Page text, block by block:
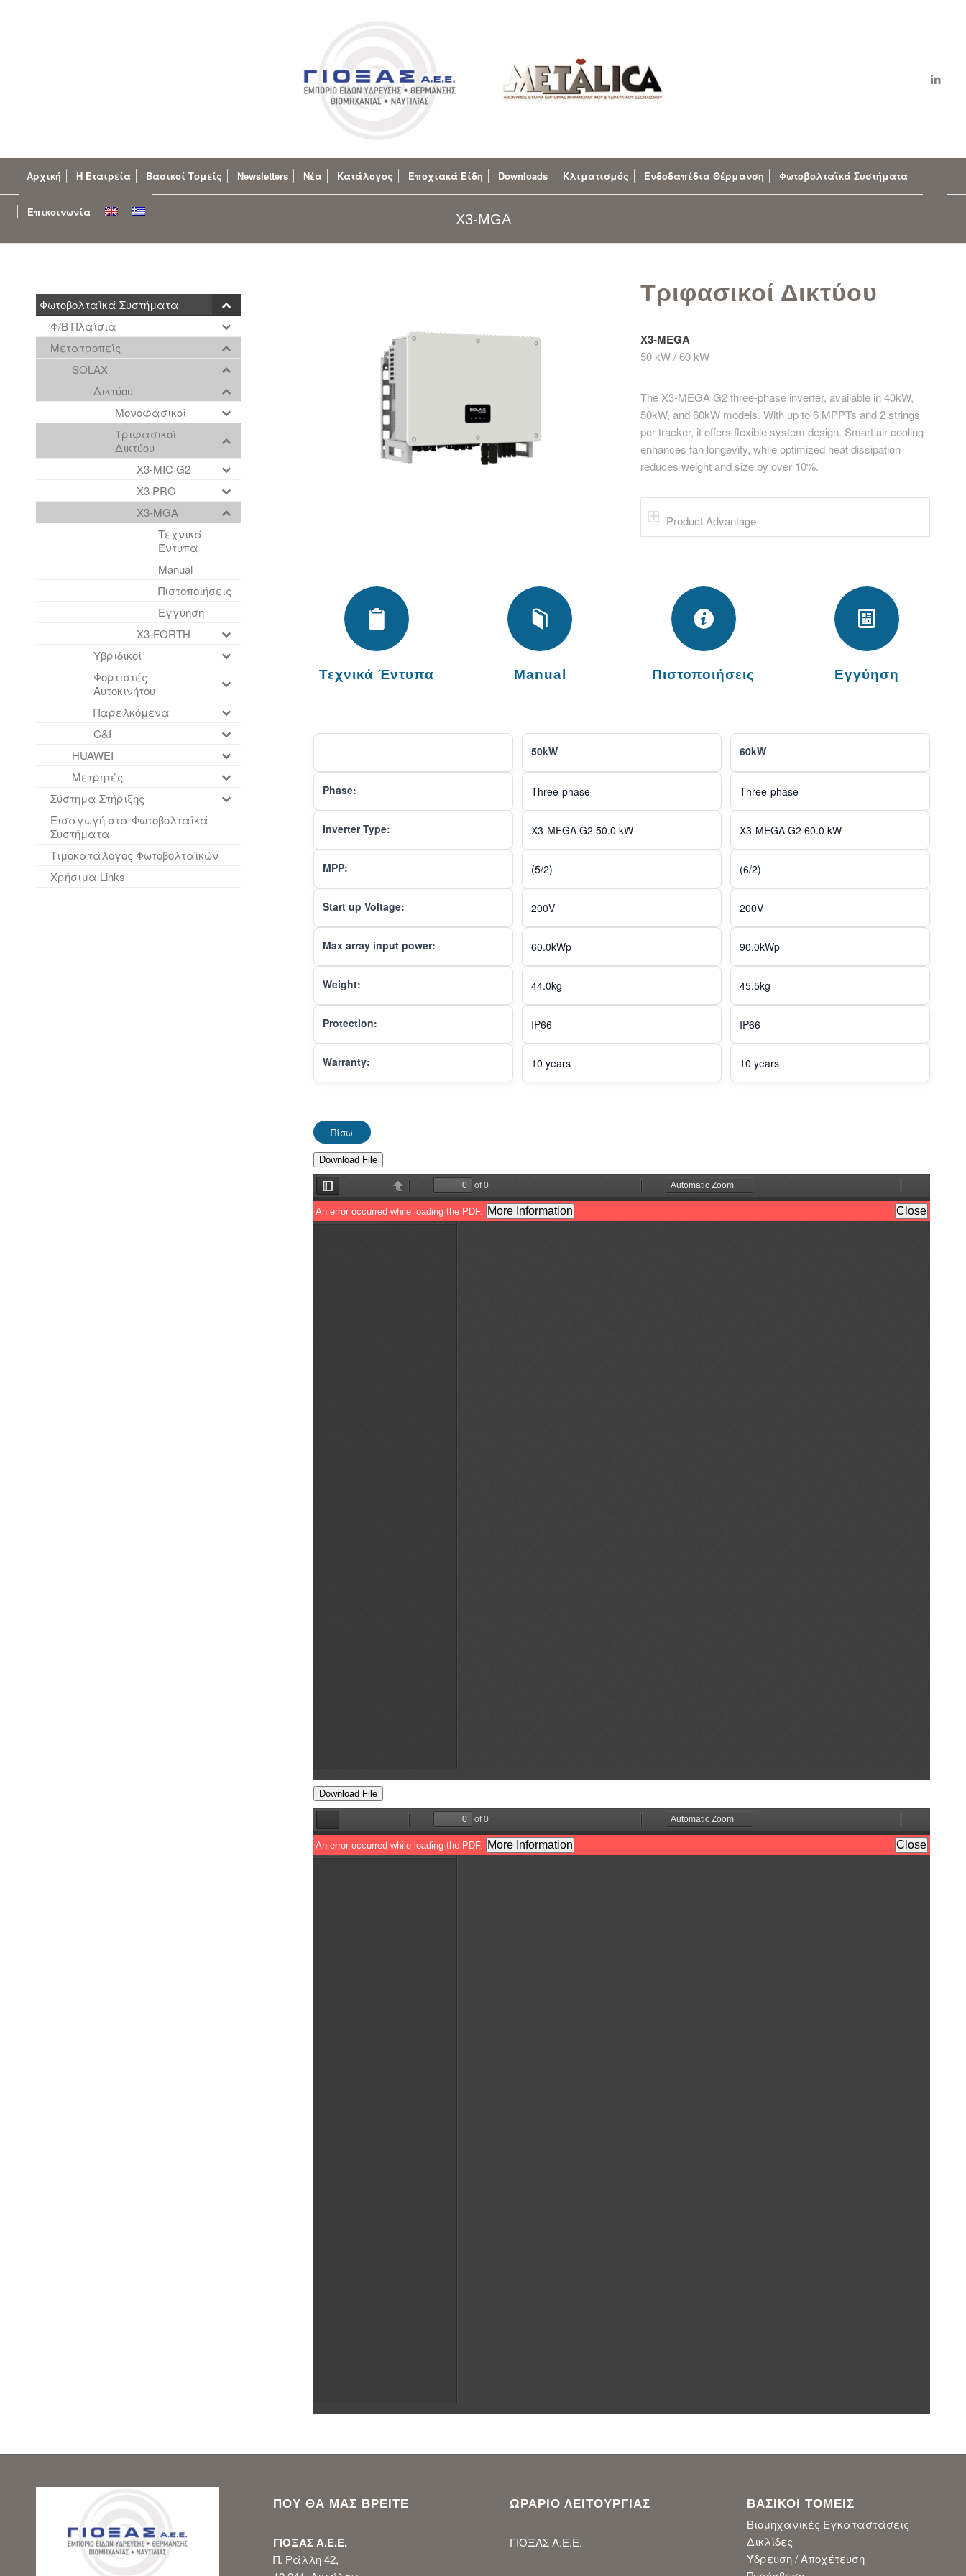
Αρχική Η Εταιρεία Βασικοί Τομείς Newsletters Νέα Κατάλογος Εποχιακά Είδη Downloads Κλιματισμός Ενδοδαπέδια Θέρμανση Φωτοβολταϊκά Συστήματα
Επικοινωνία X3-MGA
Τριφασικοί Δικτύου
X3-MEGA
50 kW / 60 kW
The X3-MEGA G2 three-phase inverter, available in 40kW,
50kW, and 60kW models. With up to 6 MPPTs and 2 strings
per tracker, it offers flexible system design. Smart air cooling
enhances fan longevity, while optimized heat dissipation
reduces weight and size by over 10%.
Product Advantage
Τεχνικά Έντυπα Manual Πιστοποιήσεις Εγγύηση
50kW 60kW
Phase: Three-phase Three-phase
Inverter Type: X3-MEGA G2 50.0 kW X3-MEGA G2 60.0 kW
MPP: (5/2) (6/2)
Start up Voltage: 200V 200V
Max array input power: 60.0kWp 90.0kWp
Weight: 44.0kg 45.5kg
Protection: IP66 IP66
Warranty: 10 years 10 years
Πίσω
Download File
Download File
Φωτοβολταϊκά Συστήματα
Φ/Β Πλαίσια
Μετατροπείς
SOLAX
Δικτύου
Μονοφασικοί
Τριφασικοί
Δικτύου
X3-MIC G2
X3 PRO
X3-MGA
Τεχνικά
Έντυπα
Manual
Πιστοποιήσεις
Εγγύηση
X3-FORTH
Υβριδικοί
Φορτιστές
Αυτοκινήτου
Παρελκόμενα
C&I
HUAWEI
Μετρητές
Σύστημα Στήριξης
Εισαγωγή στα Φωτοβολταϊκά
Συστήματα
Τιμοκατάλογος Φωτοβολταϊκών
Χρήσιμα Links
ΠΟΥ ΘΑ ΜΑΣ ΒΡΕΙΤΕ
ΓΙΟΞΑΣ Α.Ε.Ε.
Π. Ράλλη 42,
ΩΡΑΡΙΟ ΛΕΙΤΟΥΡΓΙΑΣ
ΓΙΟΞΑΣ Α.Ε.Ε.
ΒΑΣΙΚΟΙ ΤΟΜΕΙΣ
Βιομηχανικές Εγκαταστάσεις
Δικλίδες
Ύδρευση / Αποχέτευση